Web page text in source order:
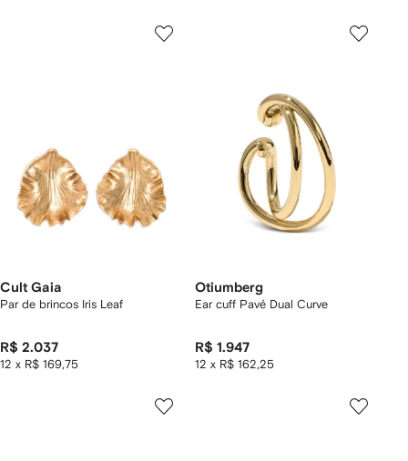
Cult Gaia
Par de brincos Iris Leaf
R$ 2.037
12 x R$ 169,75
Otiumberg
Ear cuff Pavé Dual Curve
R$ 1.947
12 x R$ 162,25